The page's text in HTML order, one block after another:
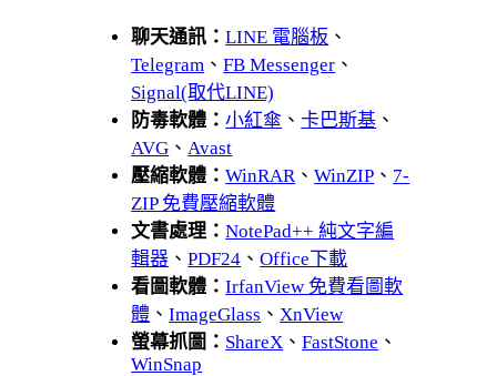
聊天通訊：LINE 電腦板 、
Telegram 、FB Messenger 、
Signal(取代LINE)
防毒軟體：小紅傘 、卡巴斯基 、
AVG 、 Avast
壓縮軟體：WinRAR 、WinZIP 、 7-
ZIP 免費壓縮軟體
文書處理：NotePad++ 純文字編
輯器 、PDF24 、Office下載
看圖軟體：IrfanView 免費看圖軟
體 、ImageGlass 、 XnView
螢幕抓圖： ShareX 、FastStone 、
WinSnap